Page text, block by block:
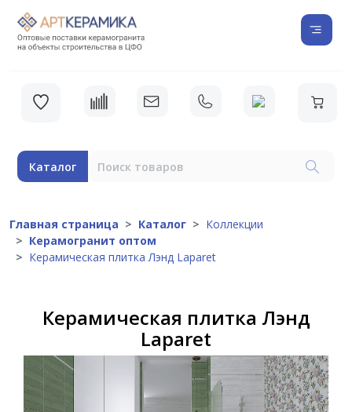
Каталог
Главная страница Каталог
Коллекции
Керамогранит оптом
Керамическая плитка Лэнд Laparet
Керамическая плитка Лэнд
Laparet